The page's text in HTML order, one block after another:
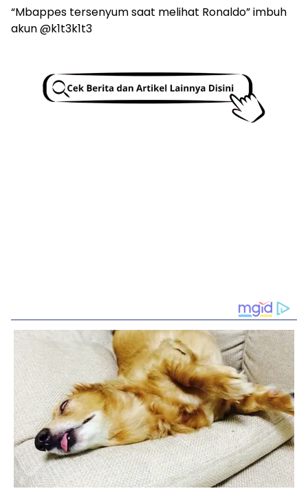
“Mbappes tersenyum saat melihat Ronaldo” imbuh
akun @k1t3k1t3